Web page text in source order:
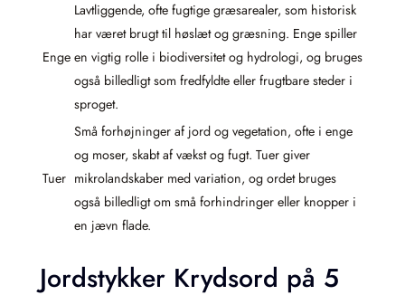
Enge
Lavtliggende, ofte fugtige græsarealer, som historisk
har været brugt til høslæt og græsning. Enge spiller
en vigtig rolle i biodiversitet og hydrologi, og bruges
også billedligt som fredfyldte eller frugtbare steder i
sproget.
Tuer
Små forhøjninger af jord og vegetation, ofte i enge
og moser, skabt af vækst og fugt. Tuer giver
mikrolandskaber med variation, og ordet bruges
også billedligt om små forhindringer eller knopper i
en jævn flade.
Jordstykker Krydsord på 5